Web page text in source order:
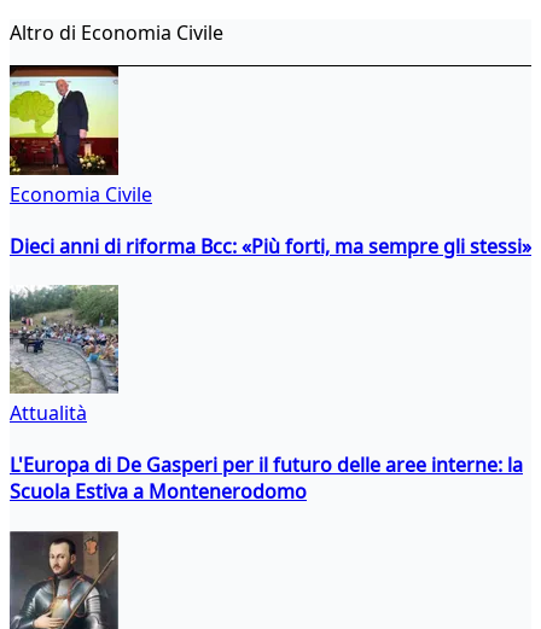
Altro di Economia Civile
Economia Civile
Dieci anni di riforma Bcc: «Più forti, ma sempre gli stessi»
Attualità
L'Europa di De Gasperi per il futuro delle aree interne: la
Scuola Estiva a Montenerodomo